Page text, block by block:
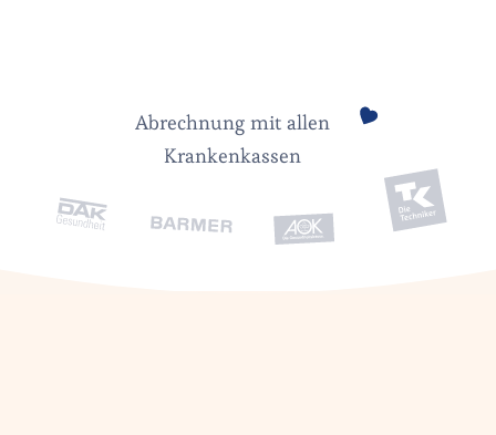
Abrechnung mit allen
Krankenkassen